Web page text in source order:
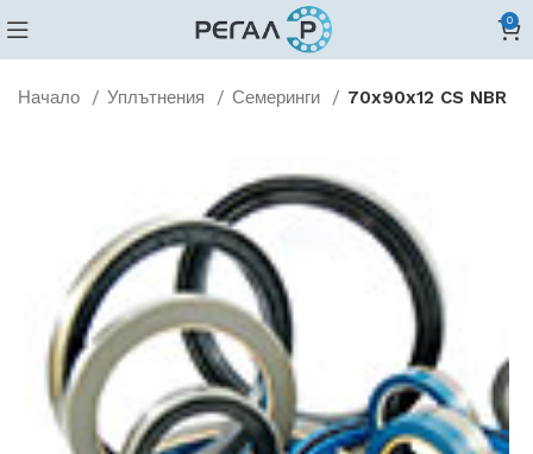
0
Начало Уплътнения Семеринги 70x90x12 CS NBR